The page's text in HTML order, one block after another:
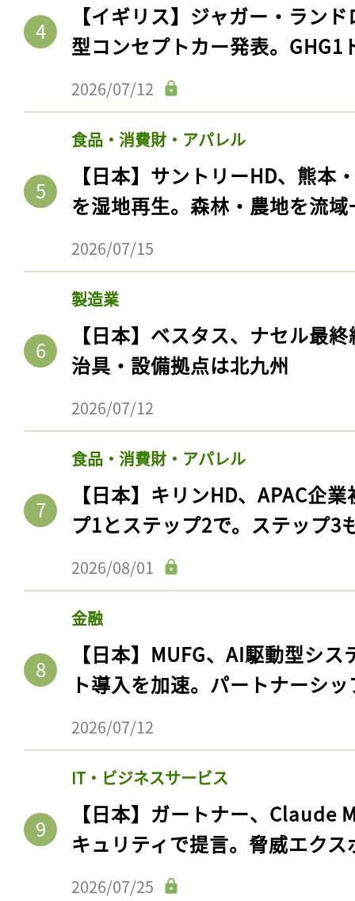
【イギリス】ジャガー・ラン
型コンセプトカー発表。GHG1
2026/07/12
食品・消費財・アパレル
【日本】サントリーHD、熊本
を湿地再生。森林・農地を流
2026/07/15
製造業
【日本】ベスタス、ナセル最
治具・設備拠点は北九州
2026/07/12
食品・消費財・アパレル
【日本】キリンHD、APAC企
プ1とステップ2で。ステップ3
2026/08/01
金融
【日本】MUFG、AI駆動型シ
ト導入を加速。パートナーシ
2026/07/12
IT・ビジネスサービス
【日本】ガートナー、Claude
キュリティで提言。脅威エク
2026/07/25